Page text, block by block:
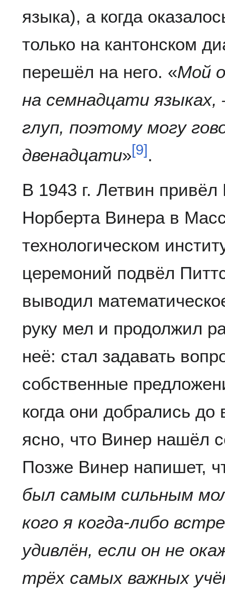
языка), а когда
только на кантонском
перешёл на него. «Мой
на семнадцати
глуп, поэтому могу
двенадцати»[9] .
В 1943 г. Летвин привёл
Норберта Винера в
технологическом
церемоний подвёл
выводил
руку мел и продолжил
неё: стал задавать
собственные
когда они добрались до
ясно, что Винер нашёл
Позже Винер напишет,
был самым сильным
кого я когда-либо
удивлён, если он не
трёх самых важных